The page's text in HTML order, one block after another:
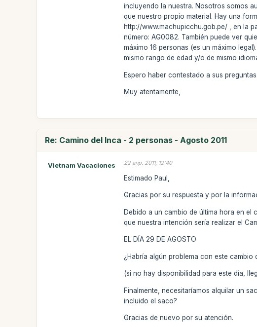
incluyendo la nuestra. Nosotros somos
que nuestro propio material. Hay una
http://www.machupicchu.gob.pe/ , en la
número: AG0082. También puede ver
máximo 16 personas (es un máximo
mismo rango de edad y/o de mismo
Espero haber contestado a sus
Muy atentamente,
Re: Camino del Inca - 2 personas - Agosto 2011
Vietnam Vacaciones 22 апр. 2011, 12:40
Estimado Paul,
Gracias por su respuesta y por la
Debido a un cambio de última hora en
que nuestra intención sería realizar el
EL DÍA 29 DE AGOSTO
¿Habría algún problema con este
(si no hay disponibilidad para este día,
Finalmente, necesitaríamos alquilar un
incluido el saco?
Gracias de nuevo por su atención.